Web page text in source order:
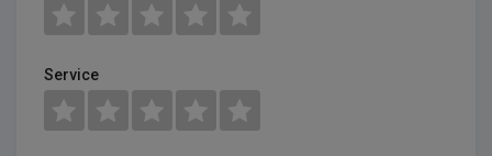
Service